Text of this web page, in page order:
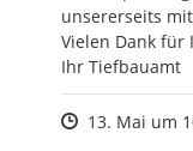
unsererseits
Vielen Dank für
Ihr Tiefbauamt
Zeitpunkt des
13. Mai um